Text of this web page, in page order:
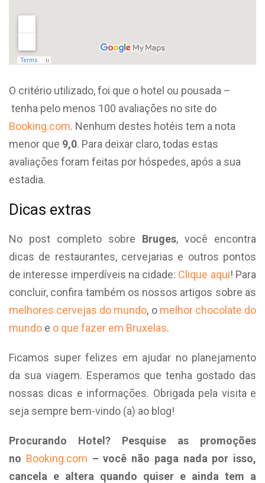
O critério utilizado, foi que o hotel ou pousada –
tenha pelo menos 100 avaliações no site do
Booking.com. Nenhum destes hotéis tem a nota
menor que 9,0. Para deixar claro, todas estas
avaliações foram feitas por hóspedes, após a sua
estadia.
Dicas extras
No post completo sobre Bruges, você encontra
dicas de restaurantes, cervejarias e outros pontos
de interesse imperdíveis na cidade: Clique aqui! Para
concluir, confira também os nossos artigos sobre as
melhores cervejas do mundo, omelhor chocolate do
mundo e o que fazer em Bruxelas.
Ficamos super felizes em ajudar no planejamento
da sua viagem. Esperamos que tenha gostado das
nossas dicas e informações. Obrigada pela visita e
seja sempre bem-vindo (a) ao blog!
Procurando Hotel? Pesquise as promoções
no Booking.com – você não paga nada por isso,
cancela e altera quando quiser e ainda tem a